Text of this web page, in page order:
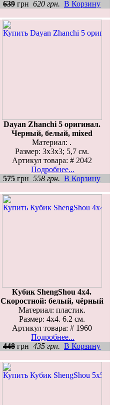
639 грн 620 грн. В Корзину
Dayan Zhanchi 5 оригинал.
Черный, белый, mixed
Материал: .
Размер: 3х3х3; 5,7 см.
Артикул товара: # 2042
Подробнее...
575 грн 558 грн. В Корзину
Кубик ShengShou 4x4.
Скоростной: белый, чёрный
Материал: пластик.
Размер: 4х4. 6.2 см.
Артикул товара: # 1960
Подробнее...
448 грн 435 грн. В Корзину